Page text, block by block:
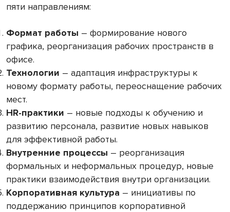
пяти направлениям:
Формат работы – формирование нового
графика, реорганизация рабочих пространств в
офисе.
Технологии – адаптация инфраструктуры к
новому формату работы, переоснащение рабочих
мест.
HR-практики – новые подходы к обучению и
развитию персонала, развитие новых навыков
для эффективной работы.
Внутренние процессы – реорганизация
формальных и неформальных процедур, новые
практики взаимодействия внутри организации.
Корпоративная культура – инициативы по
поддержанию принципов корпоративной